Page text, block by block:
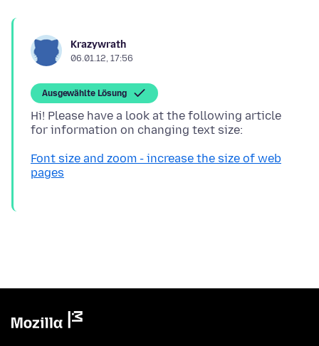
Krazywrath
06.01.12, 17:56
Ausgewählte Lösung
Hi! Please have a look at the following article
Font size and zoom - increase the size of web
pages